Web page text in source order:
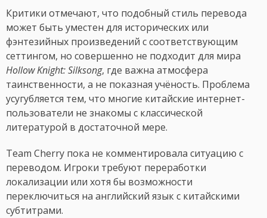
Критики отмечают, что подобный стиль перевода
может быть уместен для исторических или
фэнтезийных произведений с соответствующим
сеттингом, но совершенно не подходит для мира
Hollow Knight: Silksong, где важна атмосфера
таинственности, а не показная учёность. Проблема
усугубляется тем, что многие китайские интернет-
пользователи не знакомы с классической
литературой в достаточной мере.
Team Cherry пока не комментировала ситуацию с
переводом. Игроки требуют переработки
локализации или хотя бы возможности
переключиться на английский язык с китайскими
субтитрами.